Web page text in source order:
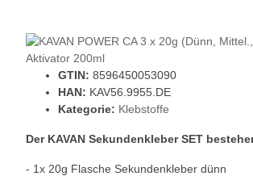
GTIN: 8596450053090
HAN: KAV56.9955.DE
Kategorie: Klebstoffe
Der KAVAN Sekundenkleber SET
- 1x 20g Flasche Sekundenkleber dünn